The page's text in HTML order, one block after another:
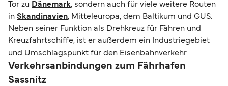
Tor zu Dänemark, sondern auch für viele weitere Routen
in Skandinavien, Mitteleuropa, dem Baltikum und GUS.
Neben seiner Funktion als Drehkreuz für Fähren und
Kreuzfahrtschiffe, ist er außerdem ein Industriegebiet
und Umschlagspunkt für den Eisenbahnverkehr.
Verkehrsanbindungen zum Fährhafen
Sassnitz